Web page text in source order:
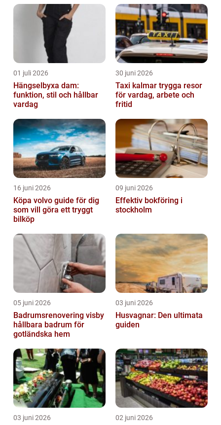
01 juli 2026
Hängselbyxa dam:
funktion, stil och hållbar
vardag
30 juni 2026
Taxi kalmar trygga resor
för vardag, arbete och
fritid
16 juni 2026
Köpa volvo guide för dig
som vill göra ett tryggt
bilköp
09 juni 2026
Effektiv bokföring i
stockholm
05 juni 2026
Badrumsrenovering visby
hållbara badrum för
gotländska hem
03 juni 2026
Husvagnar: Den ultimata
guiden
03 juni 2026 02 juni 2026